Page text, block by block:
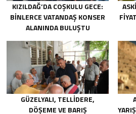
KIZILDAĞ’DA COŞKULU GECE:
BINLERCE VATANDAŞ KONSER
ALANINDA BULUŞTU
GÜZELYALI, TELLIDERE,
DÖŞEME VE BARIŞ